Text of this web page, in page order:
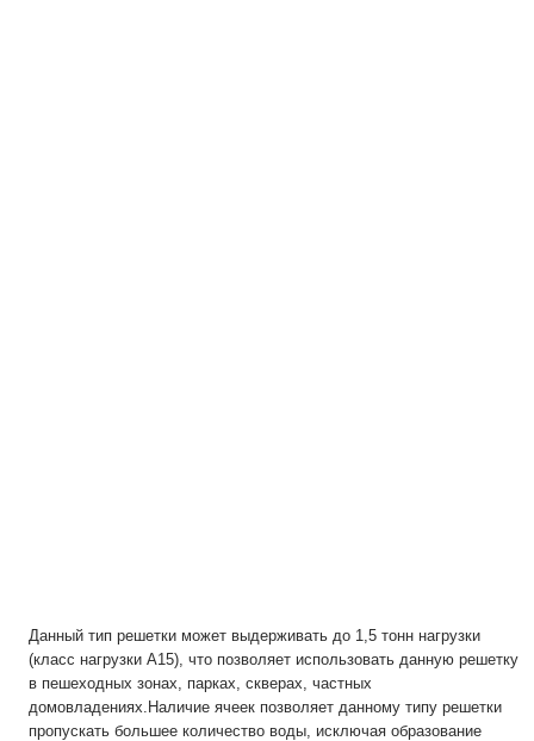
Данный тип решетки может выдерживать до 1,5 тонн нагрузки
(класс нагрузки А15), что позволяет использовать данную решетку
в пешеходных зонах, парках, скверах, частных
домовладениях.Наличие ячеек позволяет данному типу решетки
пропускать большее количество воды, исключая образование